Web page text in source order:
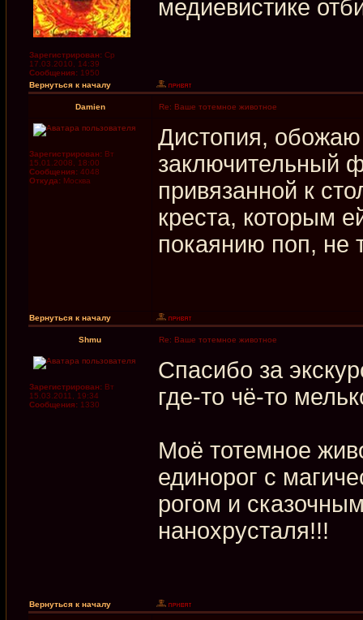
Зарегистрирован: Ср
17.03.2010, 14:39
Сообщения: 1950
медиевистике
Вернуться к началу
Damien Re: Ваше тотемное животное
Зарегистрирован: Вт
15.01.2008, 18:00
Сообщения: 4048
Откуда: Москва
Дистопия,
заключительный
привязанной к
креста, которым
покаянию поп, не
Вернуться к началу
Shmu Re: Ваше тотемное животное
Зарегистрирован: Вт
15.03.2011, 19:34
Сообщения: 1330
Спасибо за
где-то чё-то
Моё тотемное
единорог с
рогом и
нанохрусталя!!!
Вернуться к началу